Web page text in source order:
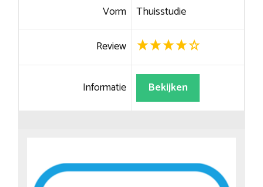
Vorm Thuisstudie
Review
Informatie Bekijken